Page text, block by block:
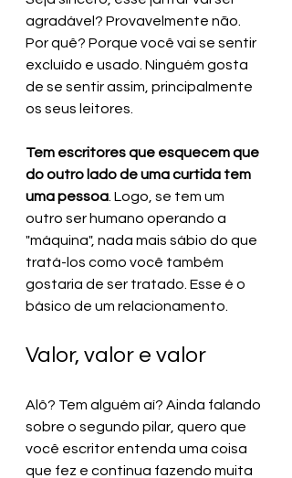
agradável? Provavelmente não.
Por quê? Porque você vai se sentir
excluído e usado. Ninguém gosta
de se sentir assim, principalmente
os seus leitores.
Tem escritores que esquecem que
do outro lado de uma curtida tem
uma pessoa . Logo, se tem um
outro ser humano operando a
"máquina", nada mais sábio do que
tratá-los como você também
gostaria de ser tratado. Esse é o
básico de um relacionamento.
Valor, valor e valor
Alô? Tem alguém aí? Ainda falando
sobre o segundo pilar, quero que
você escritor entenda uma coisa
que fez e continua fazendo muita